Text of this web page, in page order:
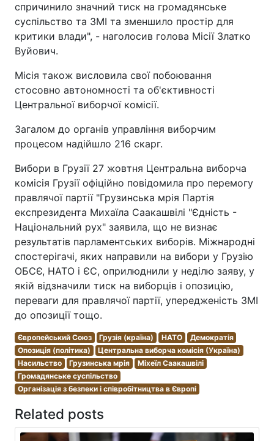
спричинило значний тиск на громадянське
суспільство та ЗМІ та зменшило простір для
критики влади", - наголосив голова Місії Златко
Вуйович.
Місія також висловила свої побоювання
стосовно автономності та об'єктивності
Центральної виборчої комісії.
Загалом до органів управління виборчим
процесом надійшло 216 скарг.
Вибори в Грузії 27 жовтня Центральна виборча
комісія Грузії офіційно повідомила про перемогу
правлячої партії "Грузинська мрія Партія
експрезидента Михаїла Саакашвілі "Єдність -
Національний рух" заявила, що не визнає
результатів парламентських виборів. Міжнародні
спостерігачі, яких направили на вибори у Грузію
ОБСЄ, НАТО і ЄС, оприлюднили у неділю заяву, у
якій відзначили тиск на виборців і опозицію,
переваги для правлячої партії, упередженість ЗМІ
до опозиції тощо.
Європейський Союз Грузія (країна) НАТО
Демократія
Опозиція (політика)
Центральна виборча комісія (Україна)
Насильство
Грузинська мрія
Міхеїл Саакашвілі
Громадянське суспільство
Організація з безпеки і співробітництва в Європі
Related posts